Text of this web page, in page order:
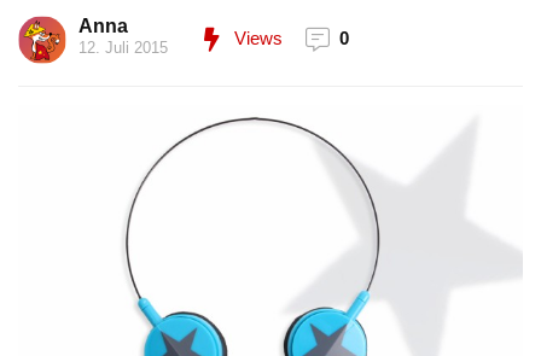
Anna
12. Juli 2015 Views 0